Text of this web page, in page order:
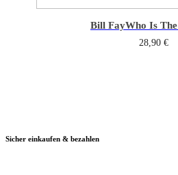
Bill FayWho Is
28,90 €
Sicher einkaufen & bezahlen